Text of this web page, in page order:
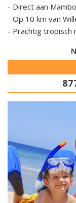
Direct aan
Op 10 km van
Prachtig tropisch